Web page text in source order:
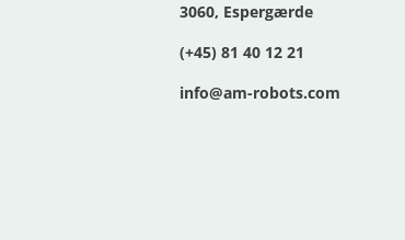
3060, Espergærde
(+45) 81 40 12 21
info@am-robots.com